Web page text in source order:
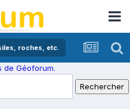
roches, etc.
de Géoforum.